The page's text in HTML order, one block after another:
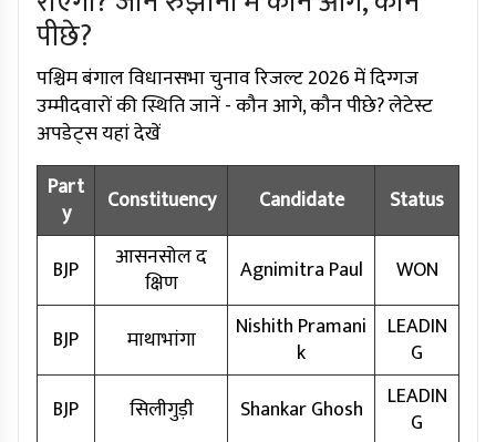
पीछे?
पश्चिम बंगाल विधानसभा चुनाव रिजल्ट 2026 में दिग्गज
उम्मीदवारों की स्थिति जानें - कौन आगे, कौन पीछे? लेटेस्ट
अपडेट्स यहां देखें
Part
y
Constituency Candidate Status
BJP
आसनसोल द
क्षिण
Agnimitra Paul WON
BJP माथाभांगा
Nishith Pramani
k
LEADIN
G
BJP
सिलीगुड़ी Shankar Ghosh
LEADIN
G